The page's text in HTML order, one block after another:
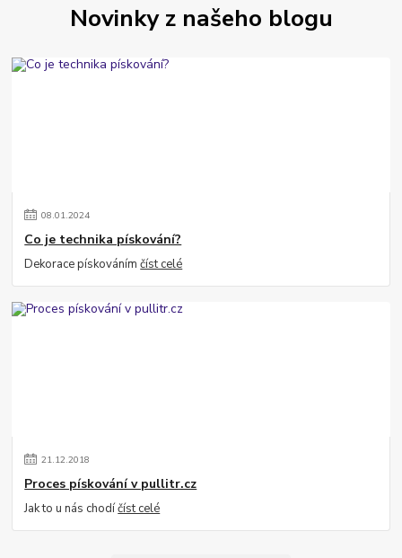
Novinky z našeho blogu
08.01.2024
Co je technika pískování?
Dekorace pískovánímčíst celé
21.12.2018
Proces pískování v pullitr.cz
Jak to u nás chodíčíst celé